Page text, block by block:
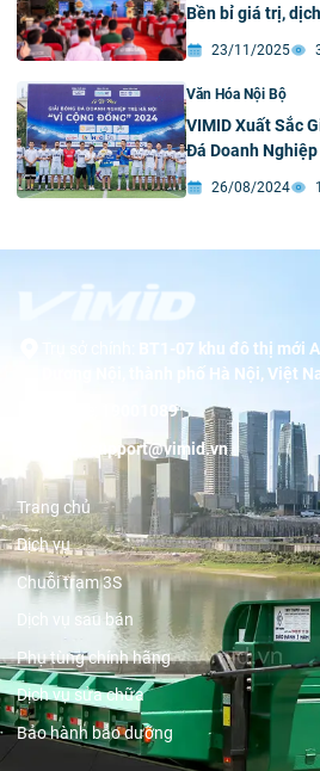
Bền bỉ giá trị,
23/11/2025
Văn Hóa Nội Bộ
VIMID Xuất Sắc
Đá Doanh
26/08/2024
BT1-07 khu đô thị mới
Dương Nội, thành phố Hà Nội, Việt
19001089
support@vimid.vn
Trang chủ
Dịch vụ
Chuỗi trạm 3S
Dịch vụ sau bán
Phụ tùng chính hãng
Dịch vụ sửa chữa
Bảo hành bảo dưỡng